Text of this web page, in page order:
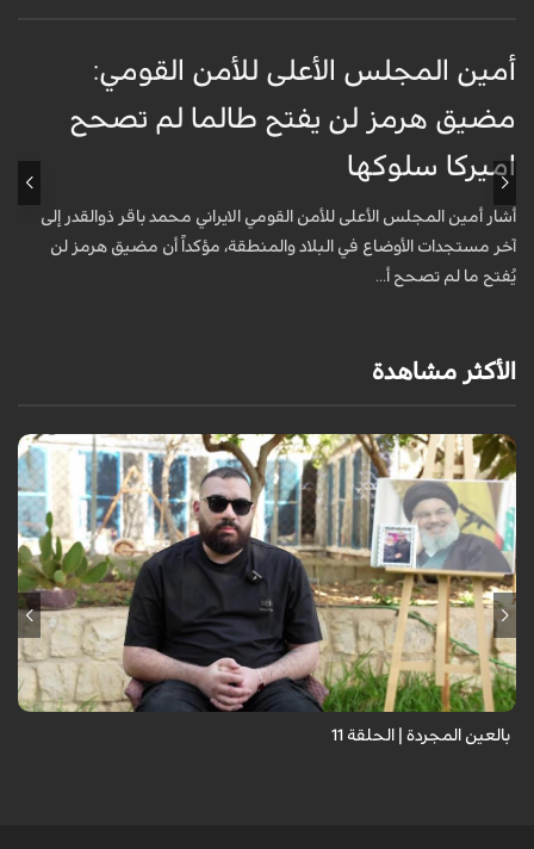
أمين المجلس الأعلى للأمن القومي:
مضيق هرمز لن يفتح طالما لم تصحح
اميركا سلوكها
أشار أمين المجلس الأعلى للأمن القومي الايراني محمد باقر ذوالقدر إلى
آخر مستجدات الأوضاع في البلاد والمنطقة، مؤكداً أن مضيق هرمز لن
يُفتح ما لم تصحح أ...
الأكثر مشاهدة
برنامج "بالعين المجردة" هو توثيق إنسانيٌّ شجاعٌ للحياة تحت وطأة الحرب،
حيث نستمع فيه إلى شهاداتٍ حيّةٍ لأشخاص عايشوا التفجيرات والدمار، فنرى
بعيونهم ت...
بالعين المجردة | الحلقة 11